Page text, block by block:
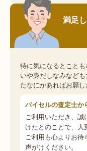
満足
特に気になるとこと
いや身だしなみなど
たなにかあればお願し
バイセルの査定士か
ご利用いただき、
けたとのことで、
ご利用も心よりお
声がけください。